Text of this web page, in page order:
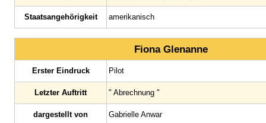
Staatsangehörigkeit amerikanisch
Fiona Glenanne
Erster Eindruck Pilot
Letzter Auftritt " Abrechnung "
dargestellt von Gabrielle Anwar